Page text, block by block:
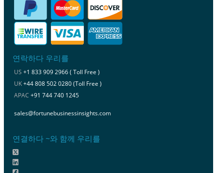
연락하다 우리를
US +1 833 909 2966 ( Toll Free )
UK+44 808 502 0280 (Toll Free )
APAC +91 744 740 1245
sales@fortunebusinessinsights.com
연결하다 ~와 함께 우리를